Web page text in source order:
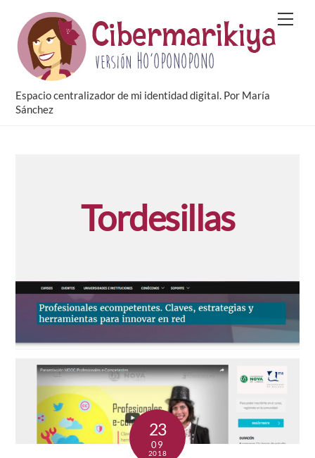
content
Espacio centralizador de mi identidad digital. Por María
Sánchez
Tordesillas
23
09
2018